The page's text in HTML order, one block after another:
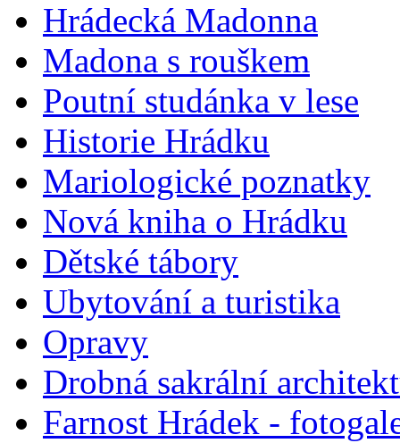
Hrádecká Madonna
Madona s rouškem
Poutní studánka v lese
Historie Hrádku
Mariologické poznatky
Nová kniha o Hrádku
Dětské tábory
Ubytování a turistika
Opravy
Drobná sakrální
Farnost Hrádek -